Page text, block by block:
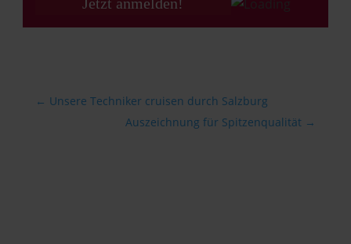
← Unsere Techniker cruisen durch Salzburg
Auszeichnung für Spitzenqualität →